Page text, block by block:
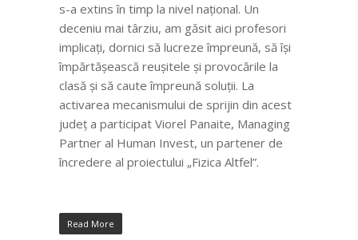
s-a extins în timp la nivel național. Un
deceniu mai târziu, am găsit aici profesori
implicați, dornici să lucreze împreună, să își
împărtășească reușitele și provocările la
clasă și să caute împreună soluții. La
activarea mecanismului de sprijin din acest
județ a participat Viorel Panaite, Managing
Partner al Human Invest, un partener de
încredere al proiectului „Fizica Altfel”.
Read More